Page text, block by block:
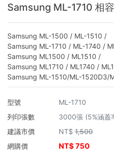
Samsung ML-1710 相
Samsung ML-1500 / ML-1510 /
Samsung ML-1710 / ML-1740 /
Samsung ML1500 / ML1510 /
Samsung ML1710 / ML1740 /
Samsung ML-1510/ML-1520D3/
型號
ML-1710
列印張數
3000張 (5%涵蓋
建議市價
NT$ 1,500
網購價
NT$750